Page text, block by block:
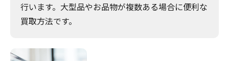
行います。大型品やお品物が複数ある場合に便利な
買取方法です。